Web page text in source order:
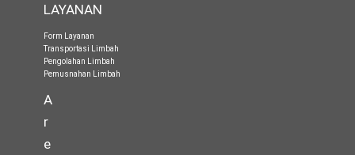
LAYANAN
Form Layanan
Transportasi Limbah
Pengolahan Limbah
Pemusnahan Limbah
A
r
e